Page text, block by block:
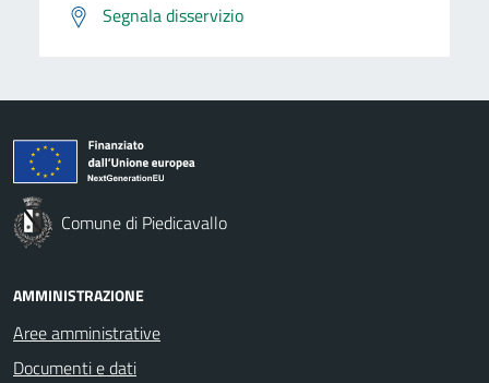
Segnala disservizio
Comune di Piedicavallo
AMMINISTRAZIONE
Aree amministrative
Documenti e dati